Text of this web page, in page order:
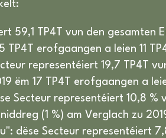
59,1 TP4T vun den gesamten
TP4T erofgaangen a leien 11
representéiert 19,7 TP4T
ëm 17 TP4T erofgaangen a
Secteur representéiert 10,8 %
(1 %) am Verglach zu
dëse Secteur representéiert